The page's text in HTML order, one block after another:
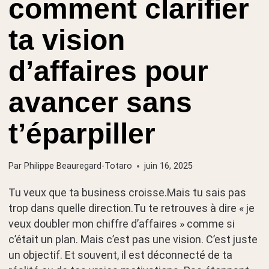
comment clarifier
ta vision
d’affaires pour
avancer sans
t’éparpiller
Par Philippe Beauregard-Totaro juin 16, 2025
Tu veux que ta business croisse.Mais tu sais pas
trop dans quelle direction.Tu te retrouves à dire « je
veux doubler mon chiffre d’affaires » comme si
c’était un plan. Mais c’est pas une vision. C’est juste
un objectif. Et souvent, il est déconnecté de ta